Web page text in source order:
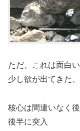
ただ、これは面白い
少し欲が出てきた
核心は間違いなく
後半に突入